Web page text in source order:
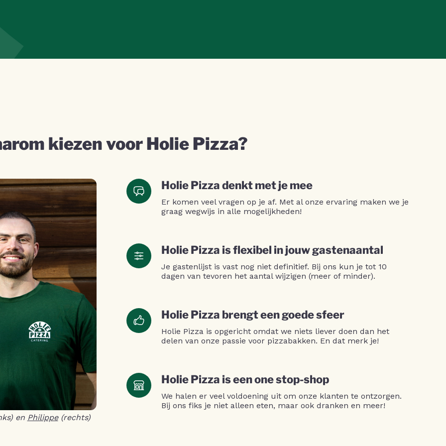
kiezen voor Holie Pizza?
Holie Pizza denkt met je mee
Er komen veel vragen op je af. Met al onze ervaring maken we je
graag wegwijs in alle mogelijkheden!
Holie Pizza is flexibel in jouw gastenaantal
Je gastenlijst is vast nog niet definitief. Bij ons kun je tot 10
dagen van tevoren het aantal wijzigen (meer of minder).
Holie Pizza brengt een goede sfeer
Holie Pizza is opgericht omdat we niets liever doen dan het
delen van onze passie voor pizzabakken. En dat merk je!
Holie Pizza is een one stop-shop
We halen er veel voldoening uit om onze klanten te ontzorgen.
Bij ons fiks je niet alleen eten, maar ook dranken en meer!
en Philippe(rechts)